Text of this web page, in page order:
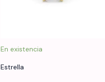
En existencia
Estrella